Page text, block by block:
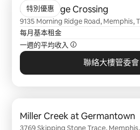
特別優惠
Stonebridge Crossing
9135 Morning Ridge Road, Memphis,
每月基本租金
一週的平均收入
聯絡大樓管委會
Miller Creek at Germantown
3769 Skipping Stone Trace,